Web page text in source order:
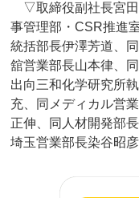
▽取締役副社長宮田
事管理部・CSR推進
統括部長伊澤芳道、
舘営業部長山本律、
出向三和化学研究所
充、同メディカル営
正伸、同人材開発部
埼玉営業部長染谷昭